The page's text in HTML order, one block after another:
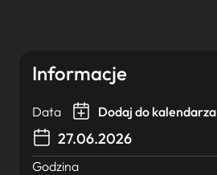
Informacje
Data Dodaj do kalendarza
27.06.2026
Godzina